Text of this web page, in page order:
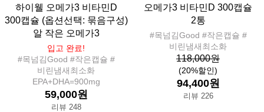
하이웰 오메가3 비타민D
300캡슐 (옵션선택: 묶음구성)
알 작은 오메가3
입고 완료!
#목넘김Good #작은캡슐 #
비린냄새최소화
EPA+DHA=900mg
59,000원
리뷰 248
오메가3 비타민D 300캡슐
2통
#목넘김Good #작은캡슐 #
비린냄새최소화
118,000원
(20%할인)
94,400원
리뷰 226